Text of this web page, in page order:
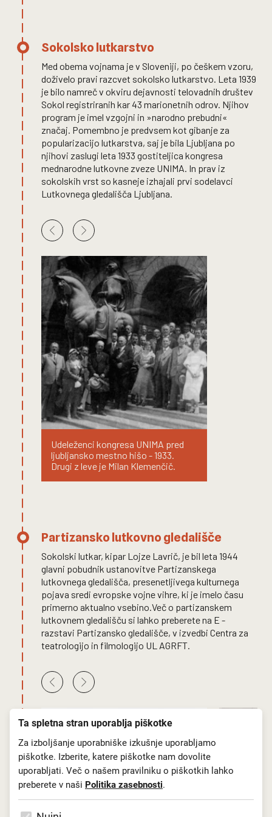
Ta spletna stran uporablja piškotke
Za izboljšanje uporabniške izkušnje uporabljamo
piškotke. Izberite, katere piškotke nam dovolite
uporabljati. Več o našem pravilniku o piškotkih lahko
preberete v naši Politika zasebnosti.
Sokolsko lutkarstvo
Med obema vojnama je v Sloveniji, po češkem vzoru,
doživelo pravi razcvet sokolsko lutkarstvo. Leta 1939
je bilo namreč v okviru dejavnosti telovadnih društev
Sokol registriranih kar 43 marionetnih odrov. Njihov
program je imel vzgojni in »narodno prebudni«
značaj. Pomembno je predvsem kot gibanje za
popularizacijo lutkarstva, saj je bila Ljubljana po
njihovi zaslugi leta 1933 gostiteljica kongresa
mednarodne lutkovne zveze UNIMA. In prav iz
sokolskih vrst so kasneje izhajali prvi sodelavci
Lutkovnega gledališča Ljubljana.
Udeleženci kongresa UNIMA pred
ljubljansko mestno hišo - 1933.
Drugi z leve je Milan Klemenčič.
Partizansko lutkovno gledališče
Sokolski lutkar, kipar Lojze Lavrič, je bil leta 1944
glavni pobudnik ustanovitve Partizanskega
lutkovnega gledališča, presenetljivega kulturnega
pojava sredi evropske vojne vihre, ki je imelo času
primerno aktualno vsebino.Več o partizanskem
lutkovnem gledališču si lahko preberete na E -
razstavi Partizansko gledališče, v izvedbi Centra za
teatrologijo in filmologijo UL AGRFT.